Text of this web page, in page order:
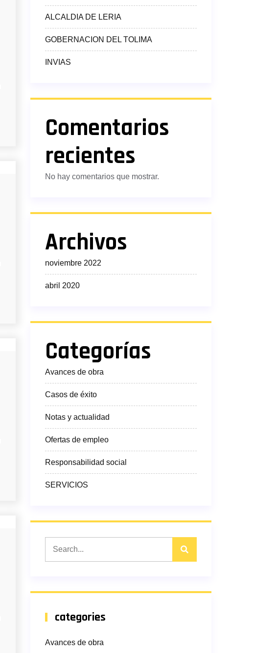
ALCALDIA DE LERIA
GOBERNACION DEL TOLIMA
INVIAS
Comentarios
recientes
No hay comentarios que mostrar.
Archivos
noviembre 2022
abril 2020
Categorías
Avances de obra
Casos de éxito
Notas y actualidad
Ofertas de empleo
Responsabilidad social
SERVICIOS
categories
Avances de obra